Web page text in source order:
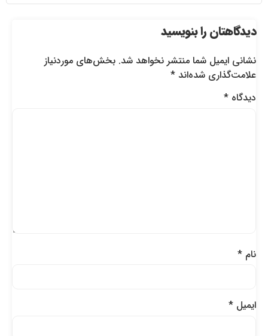
دیدگاهتان را بنویسید
نشانی ایمیل شما منتشر نخواهد شد. بخش‌های موردنیاز
علامت‌گذاری شده‌اند*
دیدگاه*
نام*
ایمیل*